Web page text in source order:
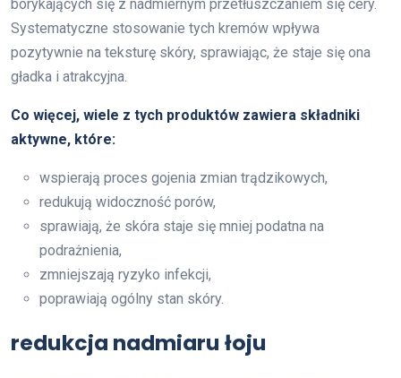
borykających się z nadmiernym przetłuszczaniem się cery.
Systematyczne stosowanie tych kremów wpływa
pozytywnie na teksturę skóry, sprawiając, że staje się ona
gładka i atrakcyjna.
Co więcej, wiele z tych produktów zawiera składniki
aktywne, które:
wspierają proces gojenia zmian trądzikowych,
redukują widoczność porów,
sprawiają, że skóra staje się mniej podatna na
podrażnienia,
zmniejszają ryzyko infekcji,
poprawiają ogólny stan skóry.
redukcja nadmiaru łoju